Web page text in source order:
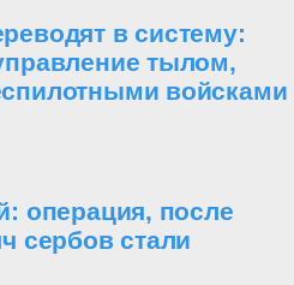
в систему:
тылом,
войсками
операция, после
сербов стали